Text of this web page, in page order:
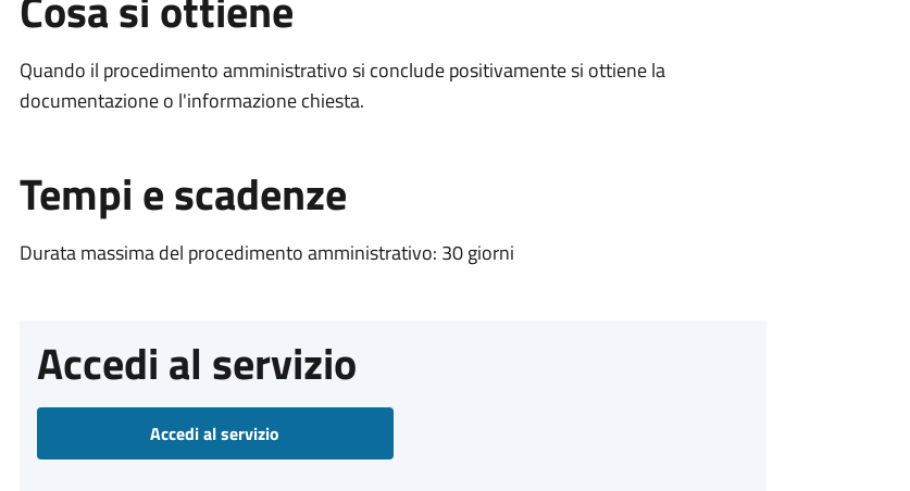
Quando il procedimento amministrativo si conclude positivamente si ottiene la
documentazione o l'informazione chiesta.
Tempi e scadenze
Durata massima del procedimento amministrativo: 30 giorni
Accedi al servizio
Accedi al servizio